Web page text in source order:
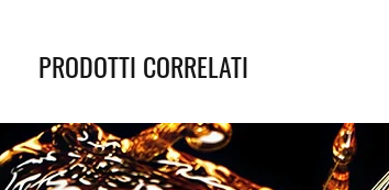
tracciamento grazie al
spedizione. Puoi contare su
PRODOTTI CORRELATI